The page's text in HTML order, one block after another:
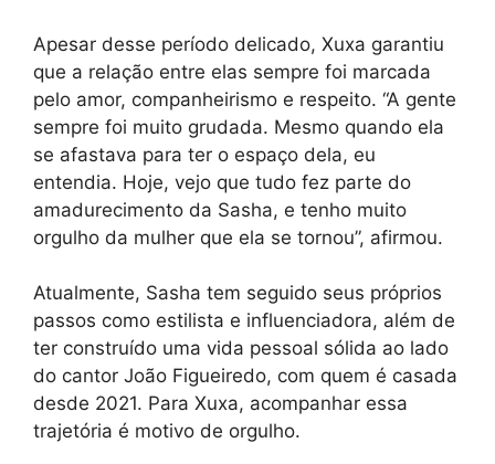
Apesar desse período delicado, Xuxa garantiu
que a relação entre elas sempre foi marcada
pelo amor, companheirismo e respeito. “A gente
sempre foi muito grudada. Mesmo quando ela
se afastava para ter o espaço dela, eu
entendia. Hoje, vejo que tudo fez parte do
amadurecimento da Sasha, e tenho muito
orgulho da mulher que ela se tornou”, afirmou.
Atualmente, Sasha tem seguido seus próprios
passos como estilista e influenciadora, além de
ter construído uma vida pessoal sólida ao lado
do cantor João Figueiredo, com quem é casada
desde 2021. Para Xuxa, acompanhar essa
trajetória é motivo de orgulho.